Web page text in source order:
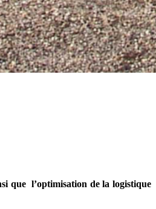
que l’optimisation de la logistique